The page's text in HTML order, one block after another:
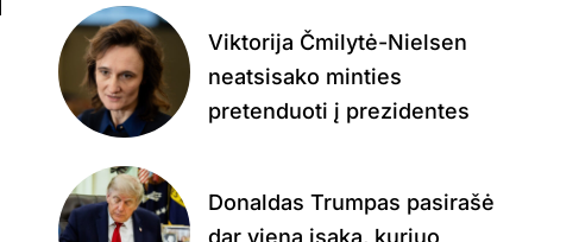
Viktorija Čmilytė-Nielsen
neatsisako minties
pretenduoti į prezidentes
Donaldas Trumpas pasirašė
dar vieną įsaką, kuriuo